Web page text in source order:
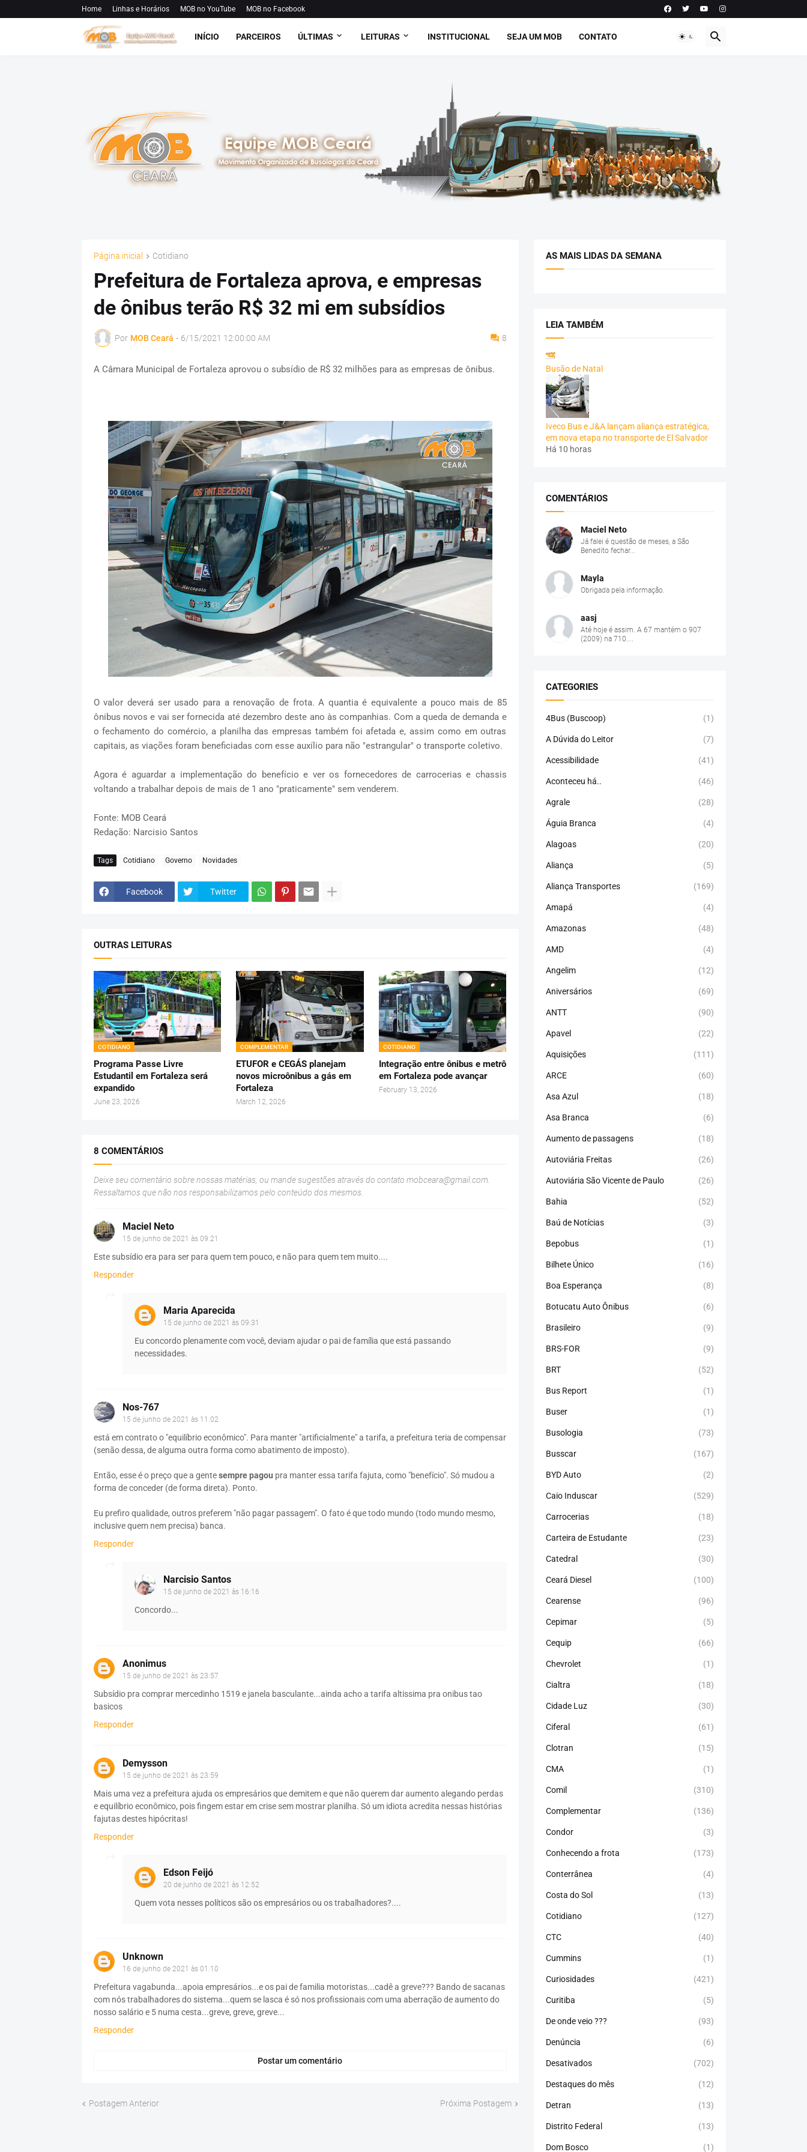
Home Linhas e Horários MOB no YouTube MOB no Facebook
INÍCIO PARCEIROS ÚLTIMAS LEITURAS INSTITUCIONAL SEJA UM MOB CONTATO
Página inicial Cotidiano
Prefeitura de Fortaleza aprova, e empresas
de ônibus terão R$ 32 mi em subsídios
Por MOB Ceará - 6/15/2021 12:00:00 AM 8
A Câmara Municipal de Fortaleza aprovou o subsídio de R$ 32 milhões para as empresas de ônibus.
O valor deverá ser usado para a renovação de frota. A quantia é equivalente a pouco mais de 85
ônibus novos e vai ser fornecida até dezembro deste ano às companhias. Com a queda de demanda e
o fechamento do comércio, a planilha das empresas também foi afetada e, assim como em outras
capitais, as viações foram beneficiadas com esse auxílio para não "estrangular" o transporte coletivo.
Agora é aguardar a implementação do benefício e ver os fornecedores de carrocerias e chassis
voltando a trabalhar depois de mais de 1 ano "praticamente" sem venderem.
Fonte: MOB Ceará
Redação: Narcisio Santos
Tags Cotidiano Governo Novidades
Facebook Twitter
OUTRAS LEITURAS
COTIDIANO
Programa Passe Livre
Estudantil em Fortaleza será
expandido
June 23, 2026
COMPLEMENTAR
ETUFOR e CEGÁS planejam
novos microônibus a gás em
Fortaleza
March 12, 2026
COTIDIANO
Integração entre ônibus e metrô
em Fortaleza pode avançar
February 13, 2026
8 COMENTÁRIOS
Deixe seu comentário sobre nossas matérias, ou mande sugestões através do contato mobceara@gmail.com.
Ressaltamos que não nos responsabilizamos pelo conteúdo dos mesmos.
Maciel Neto
15 de junho de 2021 às 09:21
Este subsídio era para ser para quem tem pouco, e não para quem tem muito....
Responder
Maria Aparecida
15 de junho de 2021 às 09:31
Eu concordo plenamente com você, deviam ajudar o pai de família que está passando
necessidades.
Nos-767
15 de junho de 2021 às 11:02
está em contrato o "equilíbrio econômico". Para manter "artificialmente" a tarifa, a prefeitura teria de compensar
(senão dessa, de alguma outra forma como abatimento de imposto).
Então, esse é o preço que a gentesempre pagou pra manter essa tarifa fajuta, como "benefício". Só mudou a
forma de conceder (de forma direta). Ponto.
Eu prefiro qualidade, outros preferem "não pagar passagem". O fato é que todo mundo (todo mundo mesmo,
inclusive quem nem precisa) banca.
Responder
Narcisio Santos
15 de junho de 2021 às 16:16
Concordo...
Anonimus
15 de junho de 2021 às 23:57
Subsídio pra comprar mercedinho 1519 e janela basculante...ainda acho a tarifa altissima pra onibus tao
basicos
Responder
Demysson
15 de junho de 2021 às 23:59
Mais uma vez a prefeitura ajuda os empresários que demitem e que não querem dar aumento alegando perdas
e equilíbrio econômico, pois fingem estar em crise sem mostrar planilha. Só um idiota acredita nessas histórias
fajutas destes hipócritas!
Responder
Edson Feijó
20 de junho de 2021 às 12:52
Quem vota nesses políticos são os empresários ou os trabalhadores?....
Unknown
16 de junho de 2021 às 01:10
Prefeitura vagabunda...apoia empresários...e os pai de familia motoristas...cadê a greve??? Bando de sacanas
com nós trabalhadores do sistema...quem se lasca é só nos profissionais com uma aberração de aumento do
nosso salário e 5 numa cesta...greve, greve, greve...
Responder
Postar um comentário
Postagem Anterior Próxima Postagem
AS MAIS LIDAS DA SEMANA
LEIA TAMBÉM
Busão de Natal
Iveco Bus e J&A lançam aliança estratégica,
em nova etapa no transporte de El Salvador
Há 10 horas
COMENTÁRIOS
Maciel Neto
Já falei é questão de meses, a São
Benedito fechar...
Mayla
Obrigada pela informação.
aasj
Até hoje é assim. A 67 mantém o 907
(2009) na 710....
CATEGORIES
4Bus (Buscoop) (1)
A Dúvida do Leitor (7)
Acessibilidade (41)
Aconteceu há.. (46)
Agrale (28)
Águia Branca (4)
Alagoas (20)
Aliança (5)
Aliança Transportes (169)
Amapá (4)
Amazonas (48)
AMD (4)
Angelim (12)
Aniversários (69)
ANTT (90)
Apavel (22)
Aquisições (111)
ARCE (60)
Asa Azul (18)
Asa Branca (6)
Aumento de passagens (18)
Autoviária Freitas (26)
Autoviária São Vicente de Paulo (26)
Bahia (52)
Baú de Notícias (3)
Bepobus (1)
Bilhete Único (16)
Boa Esperança (8)
Botucatu Auto Ônibus (6)
Brasileiro (9)
BRS-FOR (9)
BRT (52)
Bus Report (1)
Buser (1)
Busologia (73)
Busscar (167)
BYD Auto (2)
Caio Induscar (529)
Carrocerias (18)
Carteira de Estudante (23)
Catedral (30)
Ceará Diesel (100)
Cearense (96)
Cepimar (5)
Cequip (66)
Chevrolet (1)
Cialtra (18)
Cidade Luz (30)
Ciferal (61)
Clotran (15)
CMA (1)
Comil (310)
Complementar (136)
Condor (3)
Conhecendo a frota (173)
Conterrânea (4)
Costa do Sol (13)
Cotidiano (127)
CTC (40)
Cummins (1)
Curiosidades (421)
Curitiba (5)
De onde veio ??? (93)
Denúncia (6)
Desativados (702)
Destaques do mês (12)
Detran (13)
Distrito Federal (13)
Dom Bosco (1)